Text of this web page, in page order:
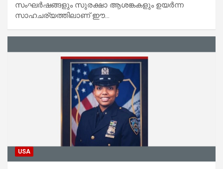
സംഘർഷങ്ങളും സുരക്ഷാ ആശങ്കകളും ഉയർന്ന
സാഹചര്യത്തിലാണ് ഈ…
USA